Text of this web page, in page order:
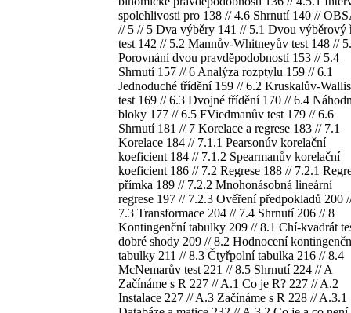
spolehlivosti pro 138 // 4.6 Shrnutí 140 //
// 5 // 5 Dva výběry 141 // 5.1 Dvou výběrový
test 142 // 5.2 Mannův-Whitneyův test 148 //
Porovnání dvou pravděpodobností 153 // 5.4
Shrnutí 157 // 6 Analýza rozptylu 159 // 6.1
Jednoduché třídění 159 // 6.2 Kruskalův-
test 169 // 6.3 Dvojné třídění 170 // 6.4
bloky 177 // 6.5 FViedmanův test 179 // 6.6
Shrnutí 181 // 7 Korelace a regrese 183 // 7.1
Korelace 184 // 7.1.1 Pearsonúv korelační
koeficient 184 // 7.1.2 Spearmanův korelační
koeficient 186 // 7.2 Regrese 188 // 7.2.1
přímka 189 // 7.2.2 Mnohonásobná lineární
regrese 197 // 7.2.3 Ověření předpokladů 200
7.3 Transformace 204 // 7.4 Shrnutí 206 // 8
Kontingenční tabulky 209 // 8.1 Chí-kvadrát
dobré shody 209 // 8.2 Hodnocení
tabulky 211 // 8.3 Čtyřpolní tabulka 216 // 8.4
McNemarův test 221 // 8.5 Shrnutí 224 // A
Začínáme s R 227 // A.1 Co je R? 227 // A.2
Instalace 227 // A.3 Začínáme s R 228 // A.3.1